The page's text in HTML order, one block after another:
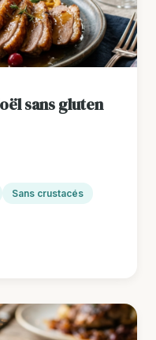
sans gluten
Sans crustacés